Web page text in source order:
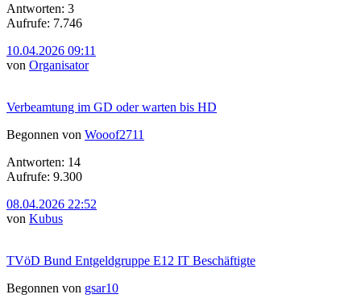
Antworten: 3
Aufrufe: 7.746
10.04.2026 09:11
von Organisator
Verbeamtung im GD oder warten bis HD
Begonnen von Wooof2711
Antworten: 14
Aufrufe: 9.300
08.04.2026 22:52
von Kubus
TVöD Bund Entgeldgruppe E12 IT Beschäftigte
Begonnen von gsar10